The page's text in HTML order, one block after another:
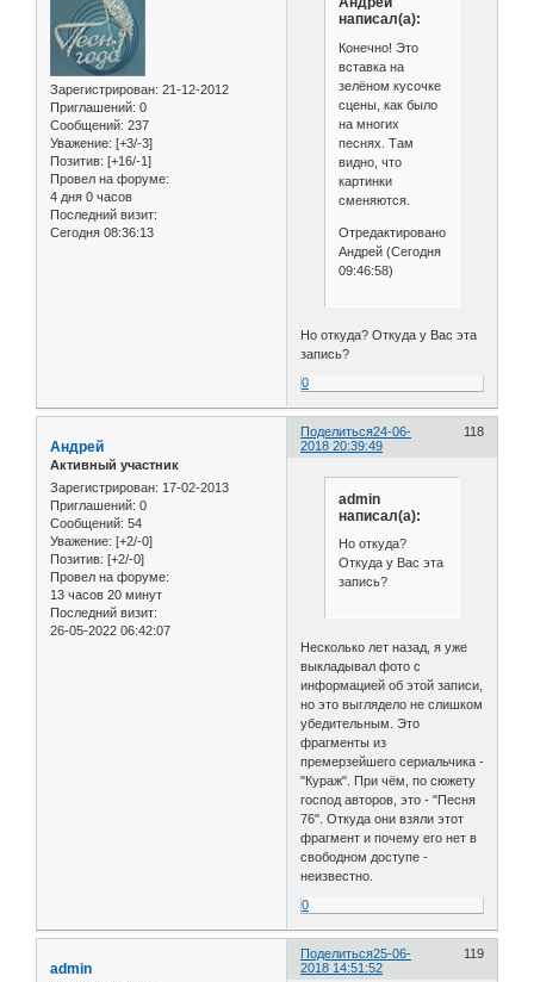
Зарегистрирован: 21-12-2012
Приглашений: 0
Сообщений: 237
Уважение: [+3/-3]
Позитив: [+16/-1]
Провел на форуме:
4 дня 0 часов
Последний визит:
Сегодня 08:36:13
написал(а):
Конечно! Это
вставка на
зелёном кусочке
сцены, как было
на многих
песнях. Там
видно, что
картинки
сменяются.
Отредактировано
Андрей (Сегодня
09:46:58)
Но откуда? Откуда у Вас эта
запись?
0
Поделиться 118
24-06-
2018 20:39:49
Андрей
Активный участник
Зарегистрирован: 17-02-2013
Приглашений: 0
Сообщений: 54
Уважение: [+2/-0]
Позитив: [+2/-0]
Провел на форуме:
13 часов 20 минут
Последний визит:
26-05-2022 06:42:07
admin
написал(а):
Но откуда?
Откуда у Вас эта
запись?
Несколько лет назад, я уже
выкладывал фото с
информацией об этой записи,
но это выглядело не слишком
убедительным. Это
фрагменты из
премерзейшего сериальчика -
"Кураж". При чём, по сюжету
господ авторов, это - "Песня
76". Откуда они взяли этот
фрагмент и почему его нет в
свободном доступе -
неизвестно.
0
Поделиться 119
25-06-
2018 14:51:52
admin